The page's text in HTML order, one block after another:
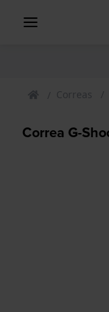
Correas
Correa G-